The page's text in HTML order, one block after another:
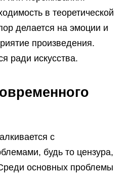
в теоретической
делается на эмоции и
произведения.
ради искусства.
с
будь то цензура,
основных проблемы